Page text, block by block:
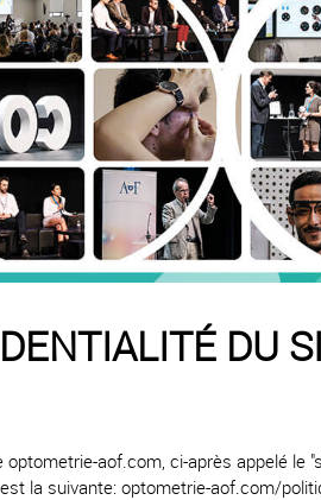
DU
aof.com, ci-après appelé le
la suivante: optometrie-aof.com/